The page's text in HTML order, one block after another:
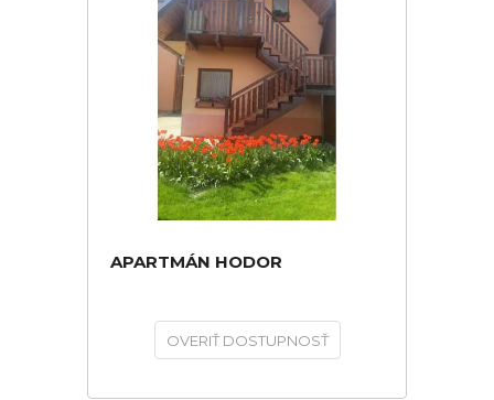
APARTMÁN HODOR
OVERIŤ DOSTUPNOSŤ